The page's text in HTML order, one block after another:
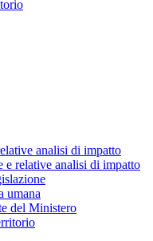
analisi di impatto
e relative analisi di impatto
umana
del Ministero